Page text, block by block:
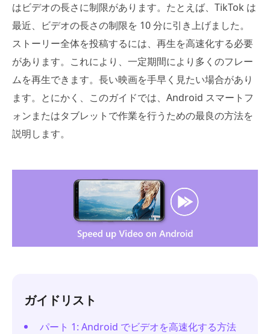
はビデオの長さに制限があります。たとえば、TikTok は
最近、ビデオの長さの制限を 10 分に引き上げました。
ストーリー全体を投稿するには、再生を高速化する必要
があります。これにより、一定期間により多くのフレー
ムを再生できます。長い映画を手早く見たい場合があり
ます。とにかく、このガイドでは、Android スマートフ
ォンまたはタブレットで作業を行うための最良の方法を
説明します。
ガイドリスト
パート 1: Android でビデオを高速化する方法